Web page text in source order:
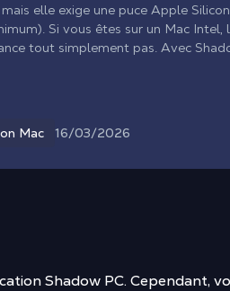
elle exige une puce Apple
Si vous êtes sur un Mac Intel,
tout simplement pas. Avec
d'élite, et explorez le continent
Mac 16/03/2026
Shadow PC. Cependant,